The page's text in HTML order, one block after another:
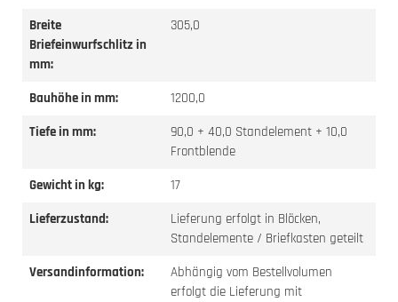
Breite
Briefeinwurfschlitz in
mm:
305,0
Bauhöhe in mm:
1200,0
Tiefe in mm:
90,0 + 40,0 Standelement + 10,0
Frontblende
Gewicht in kg:
17
Lieferzustand:
Lieferung erfolgt in Blöcken,
Standelemente / Briefkasten geteilt
Versandinformation:
Abhängig vom Bestellvolumen
erfolgt die Lieferung mit